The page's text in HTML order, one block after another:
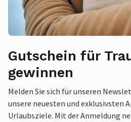
Gutschein für
gewinnen
Melden Sie sich für unseren
unsere neuesten und exklusivsten
Urlaubsziele. Mit der Anmeldung